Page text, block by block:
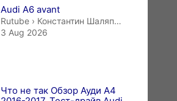
Audi A6 avant
Rutube › Константин Шаляпин.
Константин Шаляпин
3 Aug 2026
Что не так Обзор Ауди А4